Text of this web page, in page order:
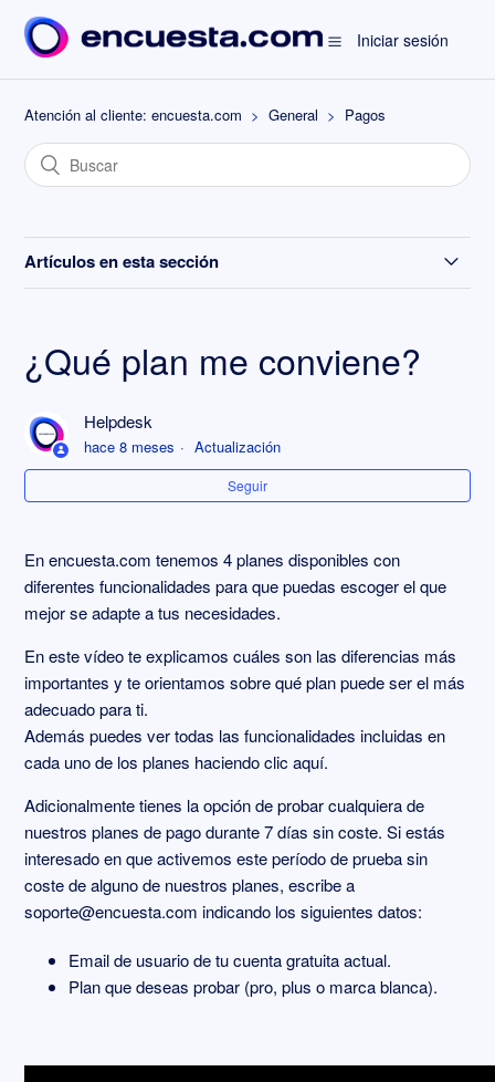
Iniciar sesión
Atención al cliente: encuesta.com General Pagos
Artículos en esta sección
Preguntas frecuentes sobre pagos
¿Puedo solicitar una factura proforma?
¿Cómo puedo dar de baja mi cuenta y todos sus datos?
Cancelar mi suscripción
Descargar factura
¿Qué plan me conviene?
Helpdesk
hace 8 meses Actualización
Seguir
En encuesta.com tenemos 4 planes disponibles con
diferentes funcionalidades para que puedas escoger el que
mejor se adapte a tus necesidades.
En este vídeo te explicamos cuáles son las diferencias más
importantes y te orientamos sobre qué plan puede ser el más
adecuado para ti.
Además puedes ver todas las funcionalidades incluidas en
cada uno de los planes haciendo clicaquí.
Adicionalmente tienes la opción de probar cualquiera de
nuestros planes de pago durante 7 días sin coste. Si estás
interesado en que activemos este período de prueba sin
coste de alguno de nuestros planes, escribe a
soporte@encuesta.com indicando los siguientes datos:
Email de usuario de tu cuenta gratuita actual.
Plan que deseas probar (pro, plus o marca blanca).